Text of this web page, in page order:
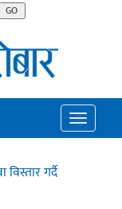
GO
Toggle
गर्दै